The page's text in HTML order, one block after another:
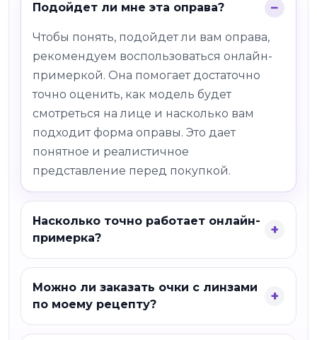
Подойдет ли мне эта оправа?
Чтобы понять, подойдет ли вам оправа,
рекомендуем воспользоваться онлайн-
примеркой. Она помогает достаточно
точно оценить, как модель будет
смотреться на лице и насколько вам
подходит форма оправы. Это дает
понятное и реалистичное
представление перед покупкой.
Насколько точно работает онлайн-
примерка?
Можно ли заказать очки с линзами
по моему рецепту?